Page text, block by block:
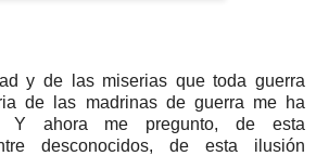
y de las miserias que toda guerra
de las madrinas de guerra me ha
Y ahora me pregunto, de esta
desconocidos, de esta ilusión